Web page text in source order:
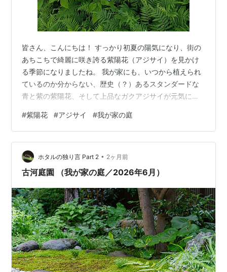
皆さん、こんにちは！ すっかり初夏の陽気になり、街の
あちこちで綺麗に咲き誇る紫陽花（アジサイ）を見かけ
る季節になりましたね。 我が家にも、いつから植えられ
ているのか分からない、歴史（？）あるスタンダードな
青と紫の紫陽花、そして上品なガクアジサイが元気に育
咲いてくれるかなぁ」と楽しみにしているのですが……。
今年の我が家の紫陽花たち、ぶっちゃけ……めちゃくちゃ
寂しいことになっております！！！（涙） まずはその切
ない姿を見てやってください。 📷 いつもより圧倒的に
「おひとり様」状態の紫陽花たち 💡 原因は明白。春先の
#紫陽花 #アジサイ #我が家の庭
ホタルの独り言 Part 2 • 2ヶ月前
古河庭園 （我が家の庭／2026年6月）